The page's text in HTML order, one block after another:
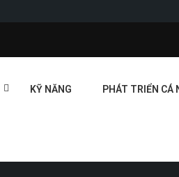
KỸ NĂNG PHÁT TRIỂN CÁ